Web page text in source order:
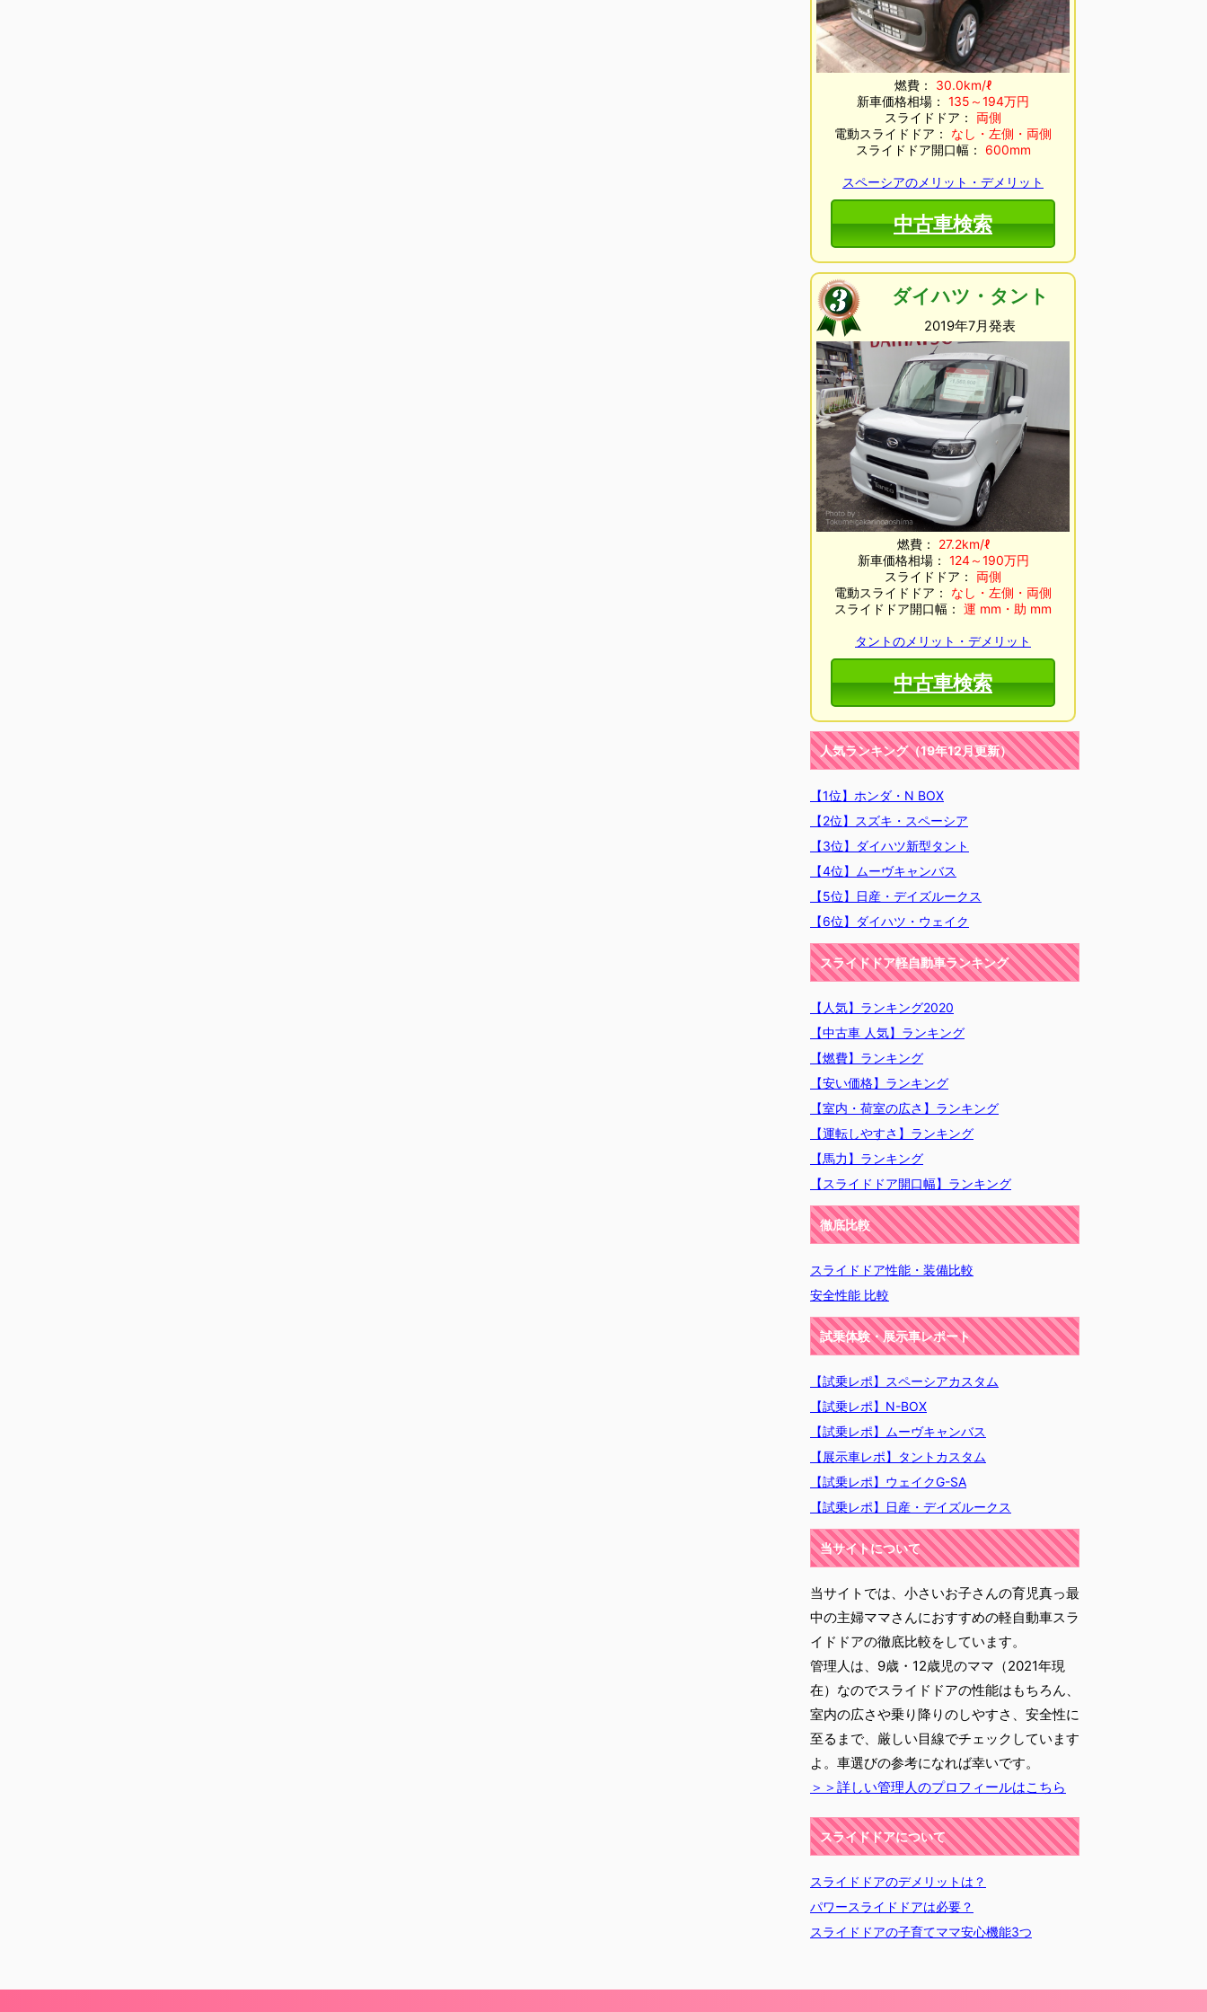
燃費： 30.0km/ℓ
新車価格相場： 135～194万円
スライドドア： 両側
電動スライドドア： なし・左側・両側
スライドドア開口幅： 600mm
スペーシアのメリット・デメリット
中古車検索
ダイハツ・タント
2019年7月発表
燃費： 27.2km/ℓ
新車価格相場： 124～190万円
スライドドア： 両側
電動スライドドア： なし・左側・両側
スライドドア開口幅： 運 mm・助 mm
タントのメリット・デメリット
中古車検索
人気ランキング（19年12月更新）
【1位】ホンダ・N BOX
【2位】スズキ・スペーシア
【3位】ダイハツ新型タント
【4位】ムーヴキャンバス
【5位】日産・デイズルークス
【6位】ダイハツ・ウェイク
スライドドア軽自動車ランキング
【人気】ランキング2020
【中古車 人気】ランキング
【燃費】ランキング
【安い価格】ランキング
【室内・荷室の広さ】ランキング
【運転しやすさ】ランキング
【馬力】ランキング
【スライドドア開口幅】ランキング
徹底比較
スライドドア性能・装備比較
安全性能 比較
試乗体験・展示車レポート
【試乗レポ】スペーシアカスタム
【試乗レポ】N-BOX
【試乗レポ】ムーヴキャンバス
【展示車レポ】タントカスタム
【試乗レポ】ウェイクG-SA
【試乗レポ】日産・デイズルークス
当サイトについて
当サイトでは、小さいお子さんの育児真っ最
中の主婦ママさんにおすすめの軽自動車スラ
イドドアの徹底比較をしています。
管理人は、9歳・12歳児のママ（2021年現
在）なのでスライドドアの性能はもちろん、
室内の広さや乗り降りのしやすさ、安全性に
至るまで、厳しい目線でチェックしています
よ。車選びの参考になれば幸いです。
＞＞詳しい管理人のプロフィールはこちら
スライドドアについて
スライドドアのデメリットは？
パワースライドドアは必要？
スライドドアの子育てママ安心機能3つ